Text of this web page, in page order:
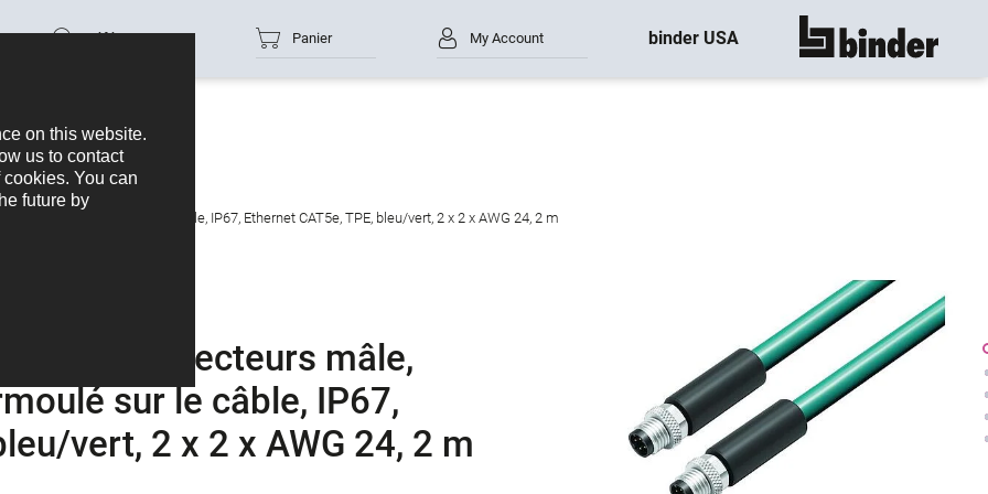
Référence Panier My Account binder USA montre tout
M8-D
blindé, surmoulé sur le câble, IP67, Ethernet CAT5e, TPE, bleu/vert, 2 x 2 x AWG 24, 2 m
2 connecteurs mâle,
sur le câble, IP67,
vert, 2 x 2 x AWG 24, 2 m